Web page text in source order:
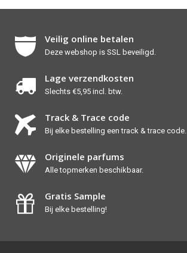
Veilig online betalen
Deze webshop is SSL beveiligd.
Lage verzendkosten
Slechts €5,95 incl. btw.
Track & Trace code
Bij elke bestelling een track & trace code.
Originele parfums
Alle topmerken beschikbaar.
Gratis Sample
Bij elke bestelling!